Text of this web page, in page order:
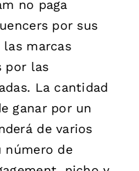
no paga
por sus
las marcas
por las
La cantidad
ganar por un
de varios
número de